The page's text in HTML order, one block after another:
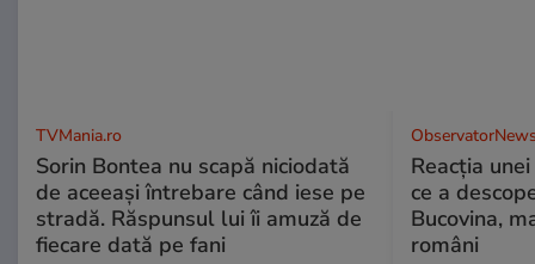
TVMania.ro
Sorin Bontea nu scapă niciodată
de aceeași întrebare când iese pe
stradă. Răspunsul lui îi amuză de
fiecare dată pe fani
Reacția
ce a
Bucovina,
români